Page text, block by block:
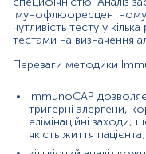
Кров відбирається
їжі).
Напередодні
ситуації, прийом
прийом ліків
адміністратора.
В день дослідження
чутливість тесту у
тестами на визначення
Переваги методики
ІmmunoCAP
тригерні алергени,
елімінаційні
якість життя пацієнта;